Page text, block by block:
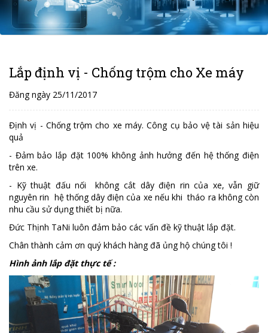
Lắp định vị - Chống trộm cho Xe máy
Đăng ngày 25/11/2017
Định vị - Chống trộm cho xe máy. Công cụ bảo vệ tài sản hiệu
quả
- Đảm bảo lắp đặt 100% không ảnh hưởng đến hệ thống điện
trên xe.
- Kỹ thuật đấu nối không cắt dây điện rin của xe, vẫn giữ
nguyên rin hệ thống dây điện của xe nếu khi tháo ra không còn
nhu cầu sử dụng thiết bị nữa.
Đức Thịnh TaNi luôn đảm bảo các vấn đề kỹ thuật lắp đặt.
Chân thành cảm ơn quý khách hàng đã ủng hộ chúng tôi !
Hình ảnh lắp đặt thực tế :